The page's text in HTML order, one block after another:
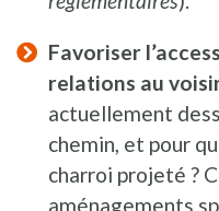
Favoriser
relations au
actuellement
chemin, et pour
charroi projeté ?
aménagements